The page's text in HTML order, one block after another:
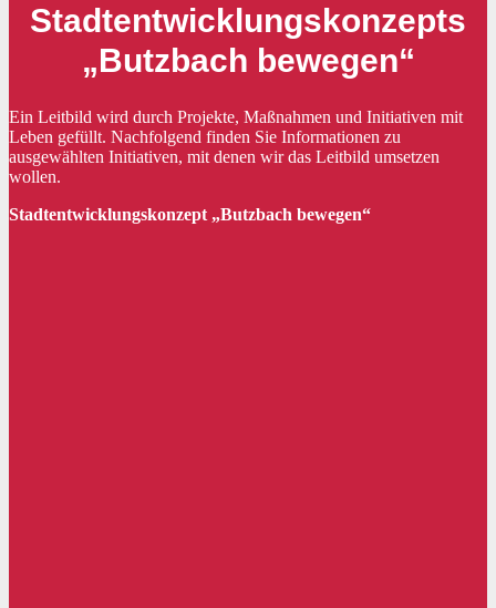
Stadtentwicklungskonzepts
„Butzbach bewegen“
Ein Leitbild wird durch Projekte, Maßnahmen und Initiativen mit
Leben gefüllt. Nachfolgend finden Sie Informationen zu
ausgewählten Initiativen, mit denen wir das Leitbild umsetzen
wollen.
Stadtentwicklungskonzept „Butzbach bewegen“